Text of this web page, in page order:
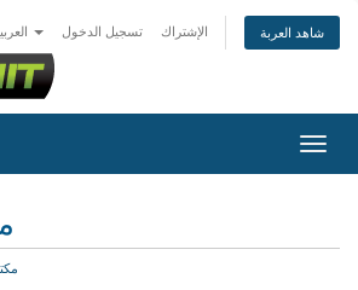
تسجيل الدخول الإشتراك شاهد العربة